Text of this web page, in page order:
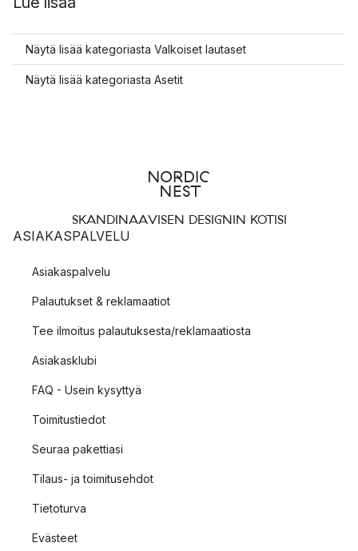
Näytä lisää kategoriasta Valkoiset lautaset
Näytä lisää kategoriasta Asetit
SKANDINAAVISEN DESIGNIN KOTISI
ASIAKASPALVELU
Asiakaspalvelu
Palautukset & reklamaatiot
Tee ilmoitus palautuksesta/reklamaatiosta
Asiakasklubi
FAQ - Usein kysyttyä
Toimitustiedot
Seuraa pakettiasi
Tilaus- ja toimitusehdot
Tietoturva
Evästeet